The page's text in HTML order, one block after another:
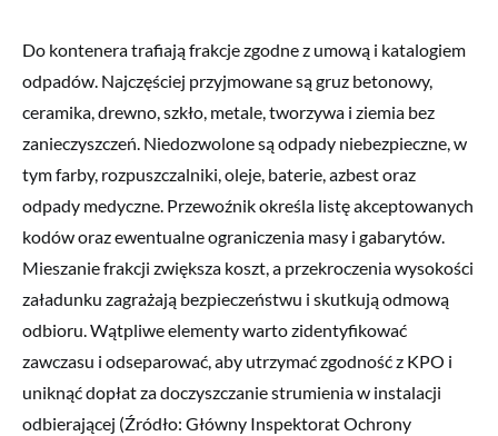
Do kontenera trafiają frakcje zgodne z umową i katalogiem
odpadów. Najczęściej przyjmowane są gruz betonowy,
ceramika, drewno, szkło, metale, tworzywa i ziemia bez
zanieczyszczeń. Niedozwolone są odpady niebezpieczne, w
tym farby, rozpuszczalniki, oleje, baterie, azbest oraz
odpady medyczne. Przewoźnik określa listę akceptowanych
kodów oraz ewentualne ograniczenia masy i gabarytów.
Mieszanie frakcji zwiększa koszt, a przekroczenia wysokości
załadunku zagrażają bezpieczeństwu i skutkują odmową
odbioru. Wątpliwe elementy warto zidentyfikować
zawczasu i odseparować, aby utrzymać zgodność z KPO i
uniknąć dopłat za doczyszczanie strumienia w instalacji
odbierającej (Źródło: Główny Inspektorat Ochrony